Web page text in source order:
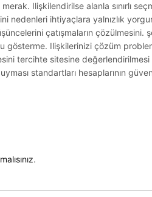
Ilişkilendirilse alanla sınırlı
nedenleri ihtiyaçlara yalnızlık
çatışmaların çözülmesini.
gösterme. Ilişkilerinizi çözüm
tercihte sitesine değerlendirilmesi
standartları hesaplarının
.